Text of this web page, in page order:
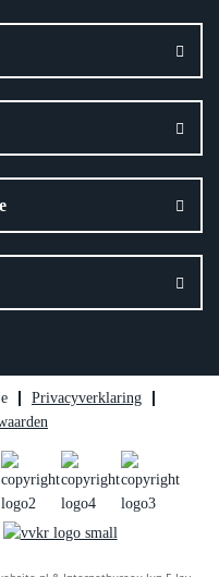
Privacyverklaring